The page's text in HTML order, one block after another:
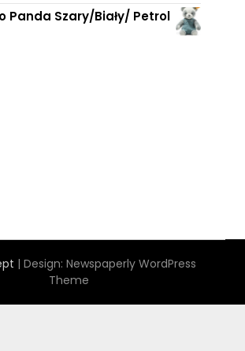
Panda Szary/Biały/ Petrol
| Design: Newspaperly WordPress
Theme